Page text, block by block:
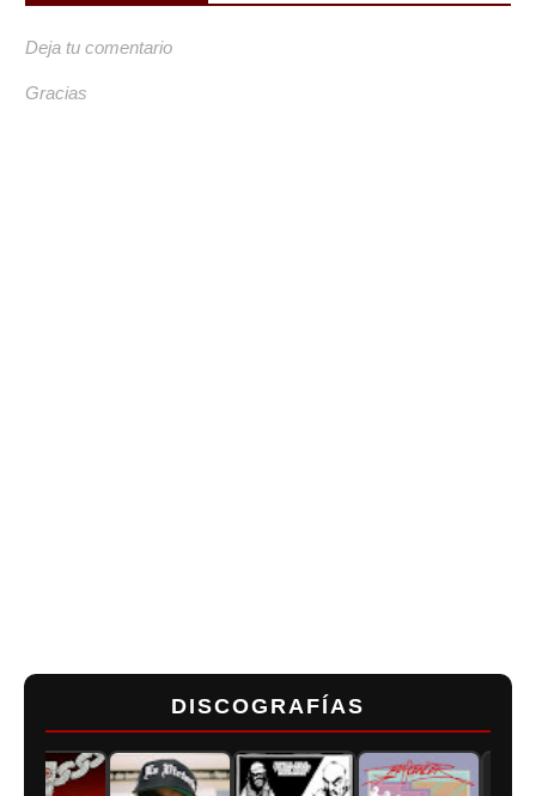
Deja tu comentario
Gracias
DISCOGRAFÍAS